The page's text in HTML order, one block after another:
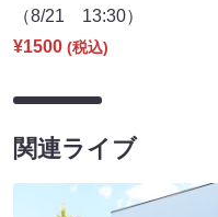
（8/21 13:30）
¥1500 (税込)
関連ライブ